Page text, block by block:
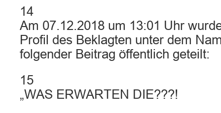
14
Am 07.12.2018 um 13:01 Uhr
Profil des Beklagten unter dem
folgender Beitrag öffentlich geteilt:
15
„WAS ERWARTEN DIE???!